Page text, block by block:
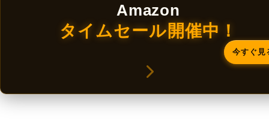
Amazon
タイムセール開催中！
今すぐ見